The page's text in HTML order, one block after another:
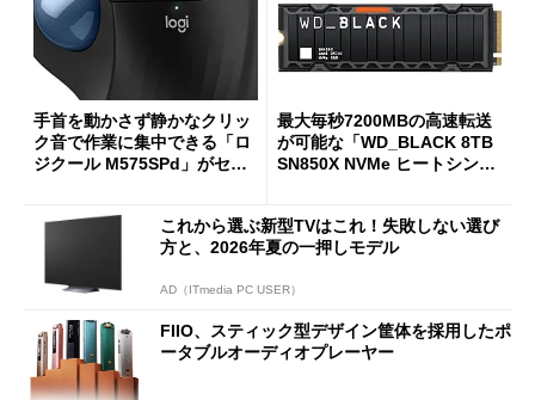
手首を動かさず静かなクリッ
ク音で作業に集中できる「ロ
ジクール M575SPd」がセー
最大毎秒7200MBの高速転送
が可能な「WD_BLACK 8TB
SN850X NVMe ヒートシンク
これから選ぶ新型TVはこれ！失敗しない選び
方と、2026年夏の一押しモデル
AD（ITmedia PC USER）
FIIO、スティック型デザイン筐体を採用したポ
ータブルオーディオプレーヤー